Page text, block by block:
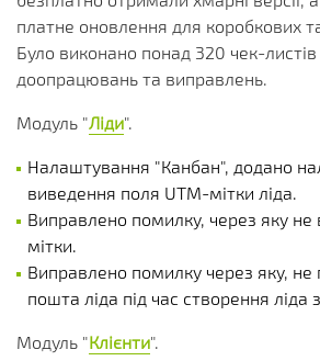
платне оновлення для коробкових
Було виконано понад 320 чек-
доопрацювань та виправлень.
Модуль "Ліди".
Налаштування "Канбан", додано
виведення поля UTM-мітки ліда.
Виправлено помилку, через яку
мітки.
Виправлено помилку через яку, не
пошта ліда під час створення ліда
Модуль "Клієнти".